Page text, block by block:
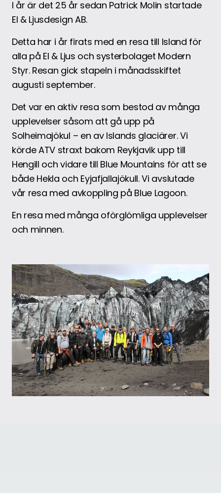
I år är det 25 år sedan Patrick Molin startade
El & Ljusdesign AB.
Detta har i år firats med en resa till Island för
alla på El & Ljus och systerbolaget Modern
Styr. Resan gick stapeln i månadsskiftet
augusti september.
Det var en aktiv resa som bestod av många
upplevelser såsom att gå upp på
Solheimajökul – en av Islands glaciärer. Vi
körde ATV straxt bakom Reykjavik upp till
Hengill och vidare till Blue Mountains för att se
både Hekla och Eyjafjallajökull. Vi avslutade
vår resa med avkoppling på Blue Lagoon.
En resa med många oförglömliga upplevelser
och minnen.